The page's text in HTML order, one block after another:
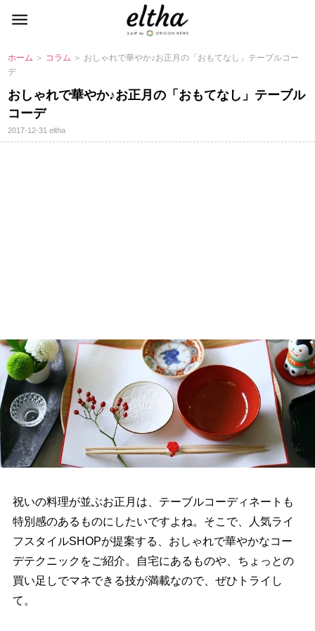
ホーム ＞ コラム ＞ おしゃれで華やか♪お正月の「おもてなし」テーブルコー
デ
おしゃれで華やか♪お正月の「おもてなし」テーブル
コーデ
2017-12-31eltha
祝いの料理が並ぶお正月は、テーブルコーディネートも
特別感のあるものにしたいですよね。そこで、人気ライ
フスタイルSHOPが提案する、おしゃれで華やかなコー
デテクニックをご紹介。自宅にあるものや、ちょっとの
買い足しでマネできる技が満載なので、ぜひトライし
て。